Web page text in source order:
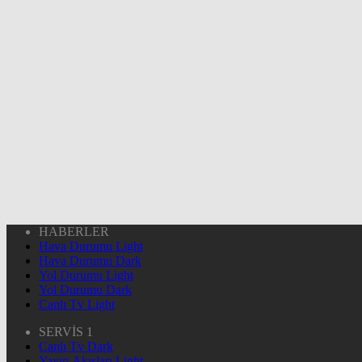
HABERLER
Hava Durumu Light
Hava Durumu Dark
Yol Durumu Light
Yol Durumu Dark
Canlı Tv Light
SERVİS 1
Canlı Tv Dark